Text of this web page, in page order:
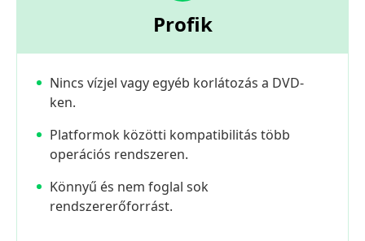
Profik
Nincs vízjel vagy egyéb korlátozás a DVD-
ken.
Platformok közötti kompatibilitás több
operációs rendszeren.
Könnyű és nem foglal sok
rendszererőforrást.